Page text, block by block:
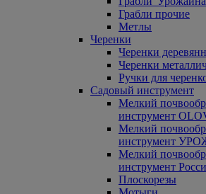
Грабли прочие
Метлы
Черенки
Черенки
Черенки
Ручки для
Садовый инструмент
Мелкий
инструмент
Мелкий
инструмент
Мелкий
инструмент
Плоскорезы